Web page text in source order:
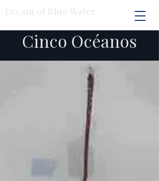
Dream of Blue Water
Cinco Océanos